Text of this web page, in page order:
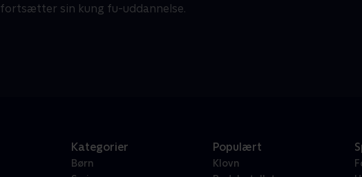
fortsætter sin kung fu-uddannelse.
Kategorier
Børn
Populært
Klovn